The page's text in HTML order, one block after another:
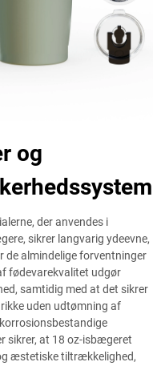
og
der anvendes i
sikrer langvarig ydeevne,
de almindelige forventninger
fødevarekvalitet udgør
samtidig med at det sikrer
uden udtømning af
sikrer, at 18 oz-isbægeret
æstetiske tiltrækkelighed,